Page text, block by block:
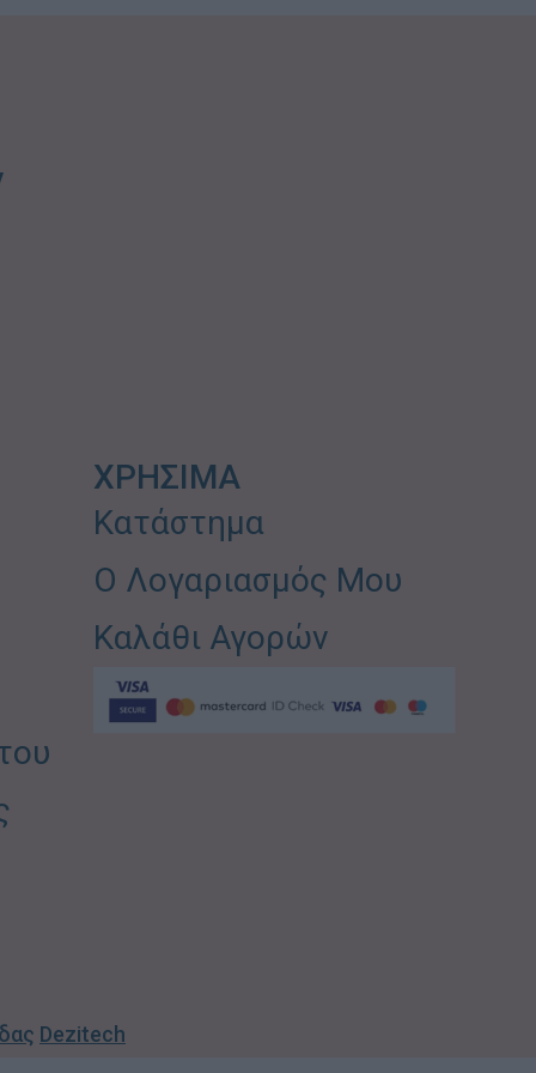
ΧΡΗΣΙΜΑ
Κατάστημα
Ο Λογαριασμός Μου
Καλάθι Αγορών
Dezitech